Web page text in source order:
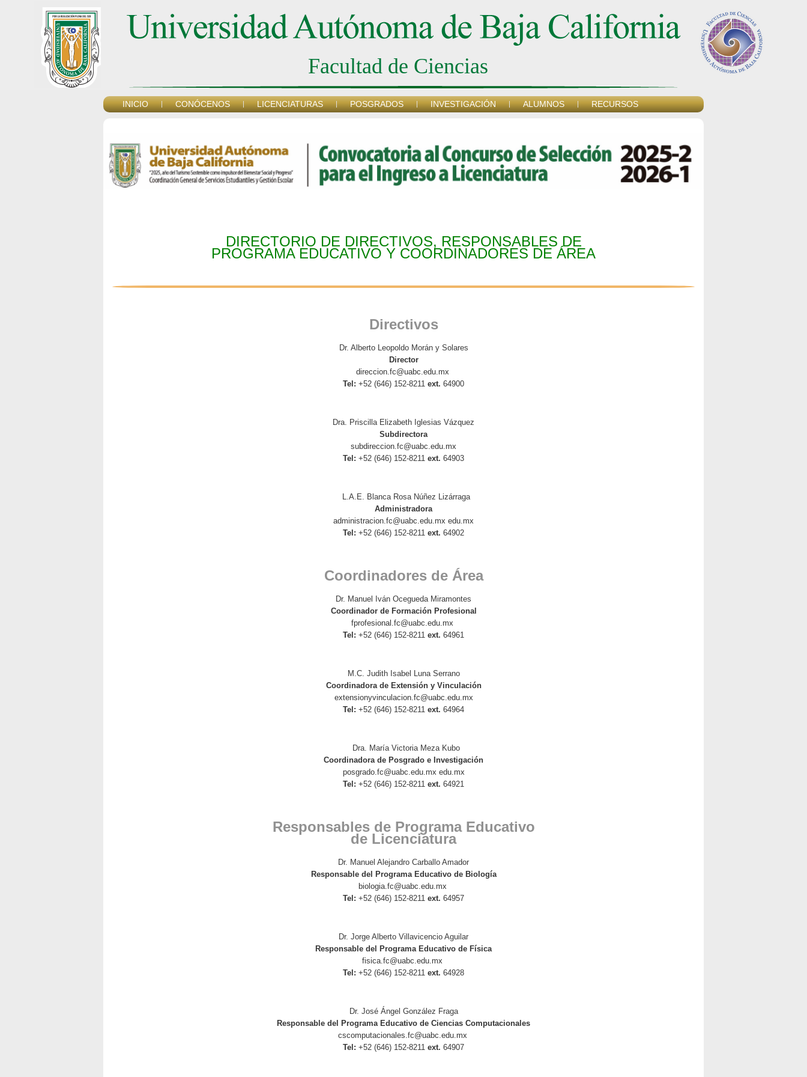
Facultad de Ciencias
INICIO CONÓCENOS LICENCIATURAS POSGRADOS INVESTIGACIÓN ALUMNOS RECURSOS
DIRECTORIO DE DIRECTIVOS, RESPONSABLES DE
PROGRAMA EDUCATIVO Y COORDINADORES DE ÁREA
Directivos
Dr. Alberto Leopoldo Morán y Solares
Director
direccion.fc@uabc.edu.mx
Tel: +52 (646) 152-8211 ext. 64900
Dra. Priscilla Elizabeth Iglesias Vázquez
Subdirectora
subdireccion.fc@uabc. edu.mx
Tel: +52 (646) 152-8211 ext. 64903
L.A.E. Blanca Rosa Núñez Lizárraga
Administradora
administracion.fc@uabc.edu.mx edu.mx
Tel: +52 (646) 152-8211 ext. 64902
Coordinadores de Área
Dr. Manuel Iván Ocegueda Miramontes
Coordinador de Formación Profesional
fprofesional.fc@uabc.edu.mx
Tel: +52 (646) 152-8211 ext. 64961
M.C. Judith Isabel Luna Serrano
Coordinadora de Extensión y Vinculación
extensionyvinculacion.fc@uabc. edu.mx
Tel: +52 (646) 152-8211 ext. 64964
Dra. María Victoria Meza Kubo
Coordinadora de Posgrado e Investigación
posgrado.fc@uabc.edu.mx edu.mx
Tel: +52 (646) 152-8211 ext. 64921
Responsables de Programa Educativo
de Licenciatura
Dr. Manuel Alejandro Carballo Amador
Responsable del Programa Educativo de Biología
biologia.fc@uabc.edu.mx
Tel: +52 (646) 152-8211 ext. 64957
Dr. Jorge Alberto Villavicencio Aguilar
Responsable del Programa Educativo de Física
fisica.fc@uabc.edu.mx
Tel: +52 (646) 152-8211 ext. 64928
Dr. José Ángel González Fraga
Responsable del Programa Educativo de Ciencias Computacionales
cscomputacionales.fc@uabc.edu.mx
Tel: +52 (646) 152-8211 ext. 64907